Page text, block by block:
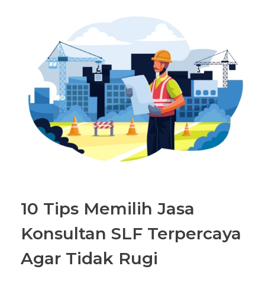
10 Tips Memilih Jasa
Konsultan SLF Terpercaya
Agar Tidak Rugi